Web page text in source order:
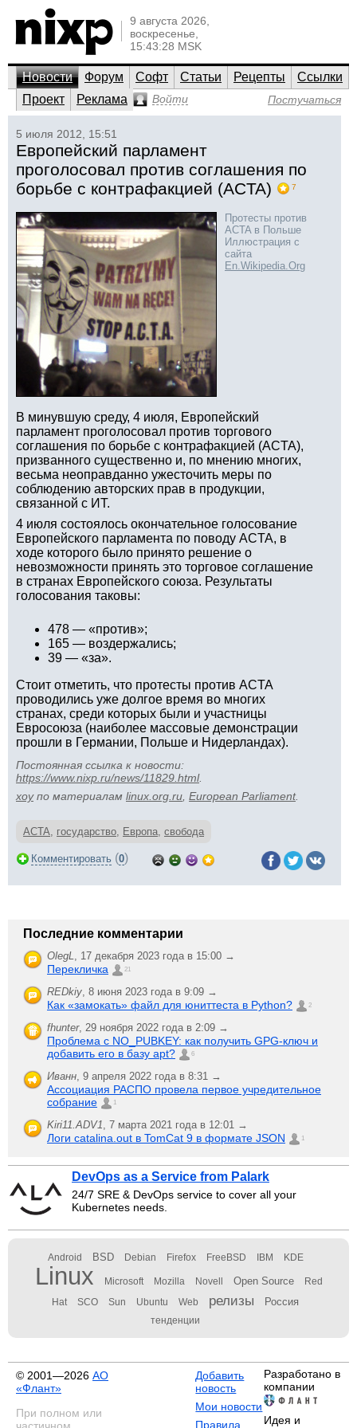
9 августа 2026,
воскресенье,
15:43:28 MSK
Новости Форум Софт Статьи Рецепты
Ссылки
Проект
Реклама Войти Постучаться
5 июля 2012, 15:51
Европейский парламент
проголосовал против соглашения по
борьбе с контрафакцией (ACTA)
7
Протесты против
ACTA в Польше
Иллюстрация с
сайта
En.Wikipedia.Org
В минувшую среду, 4 июля, Европейский
парламент проголосовал против торгового
соглашения по борьбе с контрафакцией (ACTA),
призванного существенно и, по мнению многих,
весьма неоправданно ужесточить меры по
соблюдению авторских прав в продукции,
связанной с ИТ.
4 июля состоялось окончательное голосование
Европейского парламента по поводу ACTA, в
ходе которого было принято решение о
невозможности принять это торговое соглашение
в странах Европейского союза. Результаты
голосования таковы:
478 — «против»;
165 — воздержались;
39 — «за».
Стоит отметить, что протесты против ACTA
проводились уже долгое время во многих
странах, среди которых были и участницы
Евросоюза (наиболее массовые демонстрации
прошли в Германии, Польше и Нидерландах).
Постоянная ссылка к новости:
https://www.nixp.ru/news/11829.html.
xoyпо материалам linux.org.ru European Parliament.
ACTA, государство, Европа, свобода
Комментировать (0)
Последние комментарии
OlegL, 17 декабря 2023 года в 15:00 →
Перекличка 21
REDkiy, 8 июня 2023 года в 9:09 →
Как «замокать» файл для юниттеста в Python? 2
fhunter, 29 ноября 2022 года в 2:09 →
Проблема с NO_PUBKEY: как получить GPG-ключ и
добавить его в базу apt?
6
Иванн, 9 апреля 2022 года в 8:31 →
Ассоциация РАСПО провела первое учредительное
собрание
1
Kiri11.ADV1, 7 марта 2021 года в 12:01 →
Логи catalina.out в TomCat 9 в формате JSON 1
DevOps as a Service from Palark
24/7 SRE & DevOps service to cover all your
Kubernetes needs.
Android BSD Debian Firefox FreeBSD IBM KDE
Linux Microsoft Mozilla Novell Open Source Red
Hat SCO Sun Ubuntu Web релизы Россия
тенденции
© 2001—2026 АО
«Флант»
При полном или
Добавить
новость
Мои новости
Правила
Разработано в
компании
Идея и